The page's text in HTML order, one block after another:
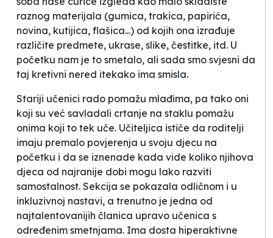
raznog materijala (gumica, trakica, papirića,
novina, kutijica, flašica...) od kojih ona izrađuje
različite predmete, ukrase, slike, čestitke, itd. U
početku nam je to smetalo, ali sada smo svjesni da
taj kretivni nered itekako ima smisla.
Stariji učenici rado pomažu mlađima, pa tako oni
koji su već savladali crtanje na staklu pomažu
onima koji to tek uče. Učiteljica ističe da roditelji
imaju premalo povjerenja u svoju djecu na
početku i da se iznenade kada vide koliko njihova
djeca od najranije dobi mogu lako razviti
samostalnost. Sekcija se pokazala odličnom i u
inkluzivnoj nastavi, a trenutno je jedna od
najtalentovanijih članica upravo učenica s
određenim smetnjama. Ima dosta hiperaktivne